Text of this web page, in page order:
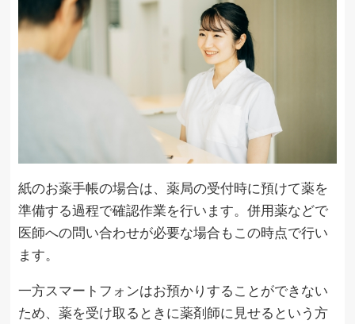
紙のお薬手帳の場合は、薬局の受付時に預けて薬を
準備する過程で確認作業を行います。併用薬などで
医師への問い合わせが必要な場合もこの時点で行い
ます。
一方スマートフォンはお預かりすることができない
ため、薬を受け取るときに薬剤師に見せるという方